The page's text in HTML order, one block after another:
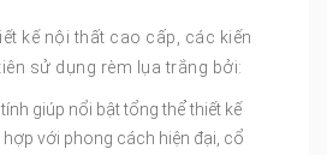
kế nội thất cao cấp, các kiến
sử dụng rèm lụa trắng bởi:
giúp nổi bật tổng thể thiết kế
hợp với phong cách hiện đại, cổ